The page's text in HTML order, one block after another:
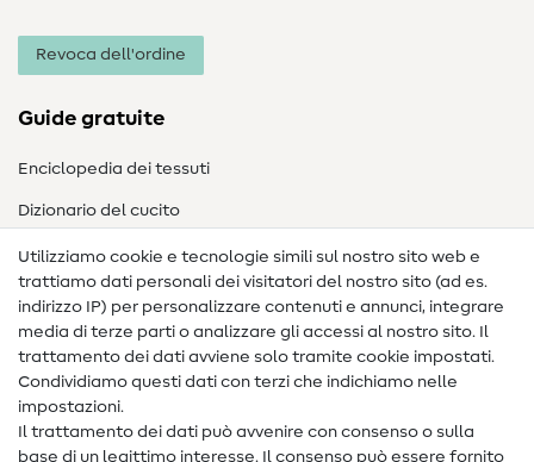
Revoca dell'ordine
Guide gratuite
Enciclopedia dei tessuti
Dizionario del cucito
Nähanleitungen
Assistenza e contatto
Contatto
Informazioni sul nuovo proprietario
FAQ
Utilizziamo cookie e tecnologie simili sul nostro sito web e
trattiamo dati personali dei visitatori del nostro sito (ad es.
indirizzo IP) per personalizzare contenuti e annunci, integrare
media di terze parti o analizzare gli accessi al nostro sito. Il
trattamento dei dati avviene solo tramite cookie impostati.
Condividiamo questi dati con terzi che indichiamo nelle
impostazioni.
Il trattamento dei dati può avvenire con consenso o sulla
base di un legittimo interesse. Il consenso può essere fornito